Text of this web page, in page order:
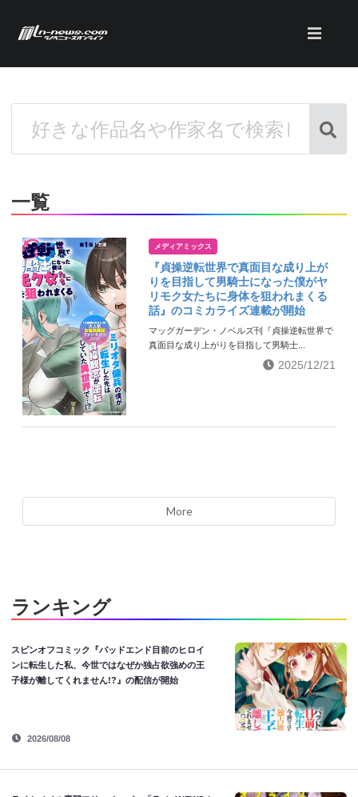
一覧
メディアミックス
『貞操逆転世界で真面目な成り上が
りを目指して男騎士になった僕がヤ
リモク女たちに身体を狙われまくる
話』のコミカライズ連載が開始
マッグガーデン・ノベルズ刊『貞操逆転世界で
真面目な成り上がりを目指して男騎士...
2025/12/21
More
ランキング
スピンオフコミック『バッドエンド目前のヒロイ
ンに転生した私、今世ではなぜか独占欲強めの王
子様が離してくれません!?』の配信が開始
2026/08/08